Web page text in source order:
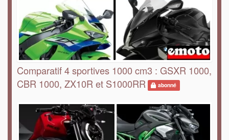
Comparatif 4 sportives 1000 cm3 : GSXR 1000,
CBR 1000, ZX10R et S1000RR
abonné